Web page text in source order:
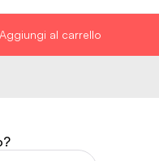
Aggiungi al carrello